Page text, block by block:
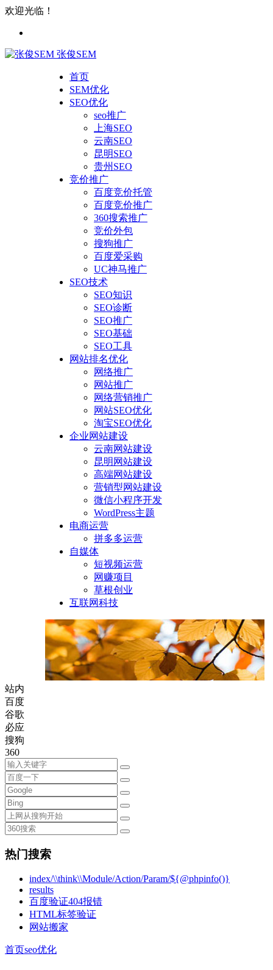
欢迎光临！
张俊SEM
首页
SEM优化
SEO优化
seo推广
上海SEO
云南SEO
昆明SEO
贵州SEO
竞价推广
百度竞价托管
百度竞价推广
360搜索推广
竞价外包
搜狗推广
百度爱采购
UC神马推广
SEO技术
SEO知识
SEO诊断
SEO推广
SEO基础
SEO工具
网站排名优化
网络推广
网站推广
网络营销推广
网站SEO优化
淘宝SEO优化
企业网站建设
云南网站建设
昆明网站建设
高端网站建设
营销型网站建设
微信小程序开发
WordPress主题
电商运营
拼多多运营
自媒体
短视频运营
网赚项目
草根创业
互联网科技
站内
百度
谷歌
必应
搜狗
360
热门搜索
index/\\think\\Module/Action/Param/${@phpinfo()}
results
百度验证404报错
HTML标签验证
网站搬家
首页seo优化